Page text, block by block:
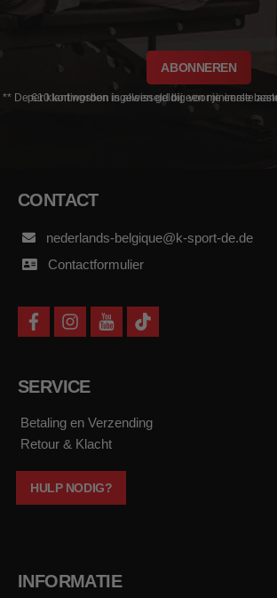
ABONNEREN
** De €10 kortingsbon is alleen geldig voor je eerste aanmelding en kan één keer per klant worden
CONTACT
nederlands-belgique@k-sport-de.de
Contactformulier
f
a
b
o
i
n
a
g
m
y
o
t
i
SERVICE
Betaling en Verzending
Retour & Klacht
HULP NODIG?
INFORMATIE